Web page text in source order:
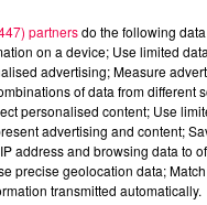
partnersdo the following
on a device; Use limited
advertising; Measure
of data from
personalised content; Use
advertising and content;
address and browsing data to
precise geolocation data;
transmitted automatically.